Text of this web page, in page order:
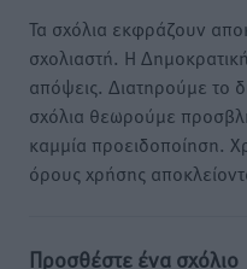
Τα σχόλια εκφράζουν
σχολιαστή. Η
απόψεις. Διατηρούμε το
σχόλια θεωρούμε
καμμία προειδοποίηση.
όρους χρήσης
Προσθέστε ένα σχόλιο